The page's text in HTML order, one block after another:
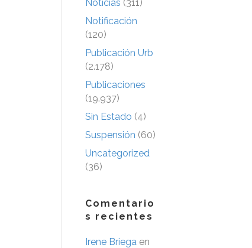
Noticias (311)
Notificación
(120)
Publicación Urb
(2.178)
Publicaciones
(19.937)
Sin Estado (4)
Suspensión (60)
Uncategorized
(36)
Comentario
s recientes
Irene Briega en